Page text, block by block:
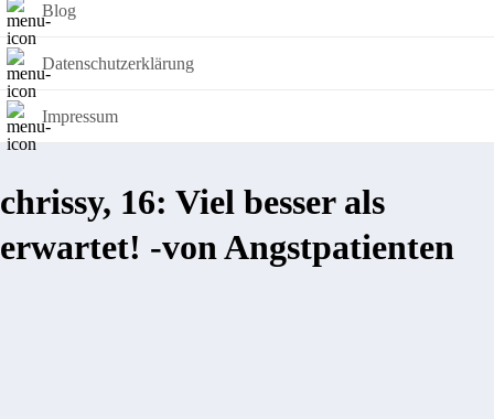
Blog
Datenschutzerklärung
Impressum
chrissy, 16: Viel besser als
erwartet! -von Angstpatienten